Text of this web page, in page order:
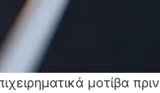
μοτίβα πριν